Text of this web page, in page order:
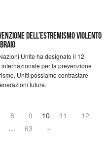
dell’estremismo violento
Unite ha designato il 12
per la prevenzione
Uniti possiamo contrastare
future.
8 9 10 11
12
… 63 »